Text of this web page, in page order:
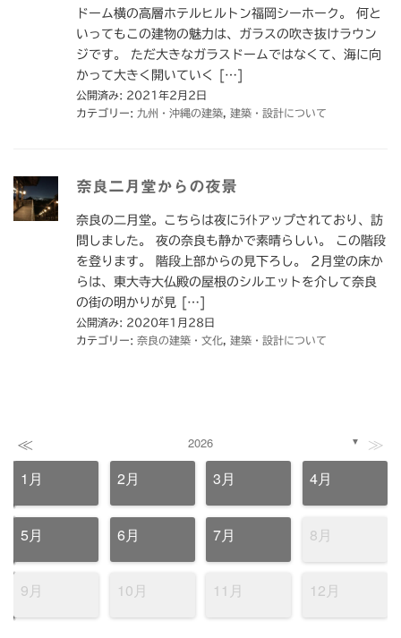
ドーム横の高層ホテルヒルトン福岡シーホーク。 何と
いってもこの建物の魅力は、ガラスの吹き抜けラウン
ジです。 ただ大きなガラスドームではなくて、海に向
かって大きく開いていく […]
公開済み: 2021年2月2日
カテゴリー: 九州・沖縄の建築 建築・設計について
奈良二月堂からの夜景
奈良の二月堂。こちらは夜にﾗｲﾄアップされており、訪
問しました。 夜の奈良も静かで素晴らしい。 この階段
を登ります。 階段上部からの見下ろし。 2月堂の床か
らは、東大寺大仏殿の屋根のシルエットを介して奈良
の街の明かりが見 […]
公開済み: 2020年1月28日
カテゴリー: 奈良の建築・文化 建築・設計について
≪ 2026 ▼ ≫
1月 2月 3月 4月
5月 6月 7月 8月
9月 10月 11月 12月